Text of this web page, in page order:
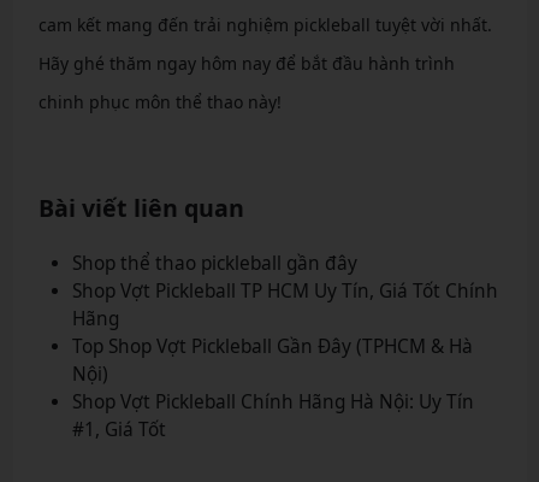
cam kết mang đến trải nghiệm pickleball tuyệt vời nhất.
Hãy ghé thăm ngay hôm nay để bắt đầu hành trình
chinh phục môn thể thao này!
Bài viết liên quan
Shop thể thao pickleball gần đây
Shop Vợt Pickleball TP HCM Uy Tín, Giá Tốt Chính
Hãng
Top Shop Vợt Pickleball Gần Đây (TPHCM & Hà
Nội)
Shop Vợt Pickleball Chính Hãng Hà Nội: Uy Tín
#1, Giá Tốt